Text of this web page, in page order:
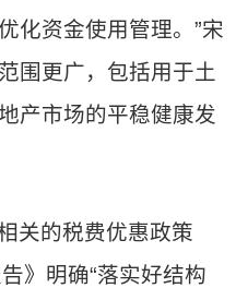
化资金使用管理。”宋
围更广，包括用于土
产市场的平稳健康发
关的税费优惠政策
》明确“落实好结构